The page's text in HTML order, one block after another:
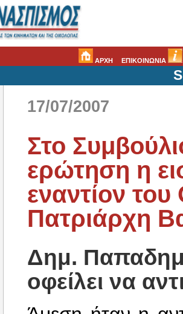
ΑΡΧΗ ΕΠΙΚΟΙΝΩΝΙΑ
17/07/2007
Στο
ερώτηση η
εναντίον του
Πατριάρχη
Δημ.
οφείλει να